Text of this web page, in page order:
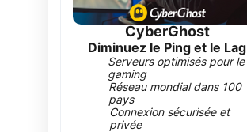
CyberGhost
Diminuez le Ping et le Lag
Serveurs optimisés pour le
gaming
Réseau mondial dans 100
pays
Connexion sécurisée et
privée